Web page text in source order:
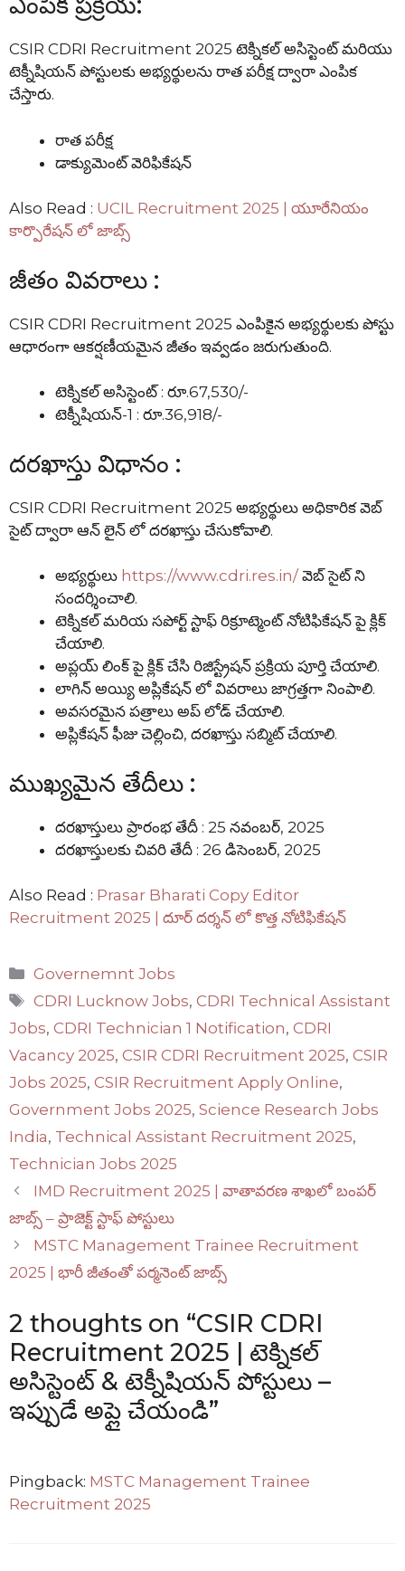
CSIR CDRI Recruitment 2025 టెక్నికల్ అసిస్టెంట్ మరియు
టెక్నీషియన్ పోస్టులకు అభ్యర్థులను రాత పరీక్ష ద్వారా ఎంపిక
చేస్తారు.
రాత పరీక్ష
డాక్యుమెంట్ వెరిఫికేషన్
Also Read : UCIL Recruitment 2025 | యూరేనియం
కార్పొరేషన్ లో జాబ్స్
జీతం వివరాలు :
CSIR CDRI Recruitment 2025 ఎంపికైన అభ్యర్థులకు పోస్టు
ఆధారంగా ఆకర్షణీయమైన జీతం ఇవ్వడం జరుగుతుంది.
టెక్నికల్ అసిస్టెంట్ : రూ.67,530/-
టెక్నీషియన్-1 : రూ.36,918/-
దరఖాస్తు విధానం :
CSIR CDRI Recruitment 2025 అభ్యర్థులు అధికారిక వెబ్
సైట్ ద్వారా ఆన్ లైన్ లో దరఖాస్తు చేసుకోవాలి.
అభ్యర్థులు https://www.cdri.res.in/ వెబ్ సైట్ ని
సందర్శించాలి.
టెక్నికల్ మరియ సపోర్ట్ స్టాఫ్ రిక్రూట్మెంట్ నోటిఫికేషన్ పై క్లిక్
చేయాలి.
అప్లయ్ లింక్ పై క్లిక్ చేసి రిజిస్ట్రేషన్ ప్రక్రియ పూర్తి చేయాలి.
లాగిన్ అయ్యి అప్లికేషన్ లో వివరాలు జాగ్రత్తగా నింపాలి.
అవసరమైన పత్రాలు అప్ లోడ్ చేయాలి.
అప్లికేషన్ ఫీజు చెల్లించి, దరఖాస్తు సబ్మిట్ చేయాలి.
ముఖ్యమైన తేదీలు :
దరఖాస్తులు ప్రారంభ తేదీ : 25 నవంబర్, 2025
దరఖాస్తులకు చివరి తేదీ : 26 డిసెంబర్, 2025
Also Read : Prasar Bharati Copy Editor
Recruitment 2025 | దూర్ దర్శన్ లో కొత్త నోటిఫికేషన్
Categories
Governemnt Jobs
Tags
CDRI Lucknow Jobs,CDRI Technical Assistant
Jobs, CDRI Technician 1 Notification, CDRI
Vacancy 2025, CSIR CDRI Recruitment 2025, CSIR
Jobs 2025, CSIR Recruitment Apply Online,
Government Jobs 2025, Science Research Jobs
India, Technical Assistant Recruitment 2025,
Technician Jobs 2025
IMD Recruitment 2025 | వాతావరణ శాఖలో బంపర్
జాబ్స్ – ప్రాజెక్ట్ స్టాఫ్ పోస్టులు
MSTC Management Trainee Recruitment
2025 | భారీ జీతంతో పర్మనెంట్ జాబ్స్
2 thoughts on “CSIR CDRI
Recruitment 2025 | టెక్నికల్
అసిస్టెంట్ & టెక్నీషియన్ పోస్టులు –
ఇప్పుడే అప్లై చేయండి”
Pingback: MSTC Management Trainee
Recruitment 2025